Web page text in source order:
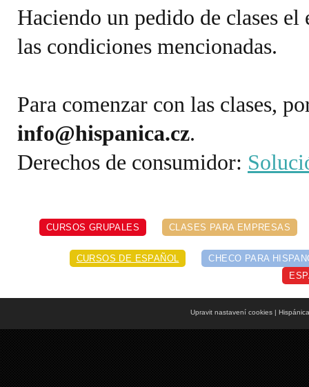
Haciendo un pedido de clases el
las condiciones mencionadas.
Para comenzar con las clases,
info@hispanica.cz.
Derechos de consumidor:
CURSOS GRUPALES CLASES PARA EMPRESAS
CURSOS DE ESPAÑOL
CHECO PARA
Upravit nastavení cookies|